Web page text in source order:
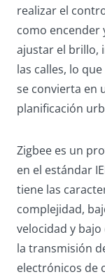
realizar el
como encender
ajustar el brillo,
las calles, lo
se convierta en
planificación
Zigbee es un
en el estándar
tiene las
complejidad,
velocidad y
la transmisión
electrónicos de